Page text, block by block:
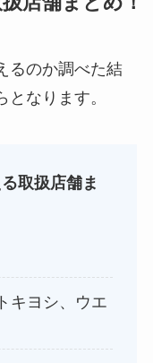
るのか調べた結
なります。
取扱店舗ま
キヨシ、ウエ